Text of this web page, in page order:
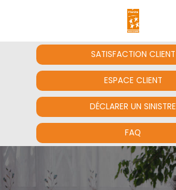
SATISFACTION CLIENT
ESPACE CLIENT
DÉCLARER UN SINISTRE
FAQ